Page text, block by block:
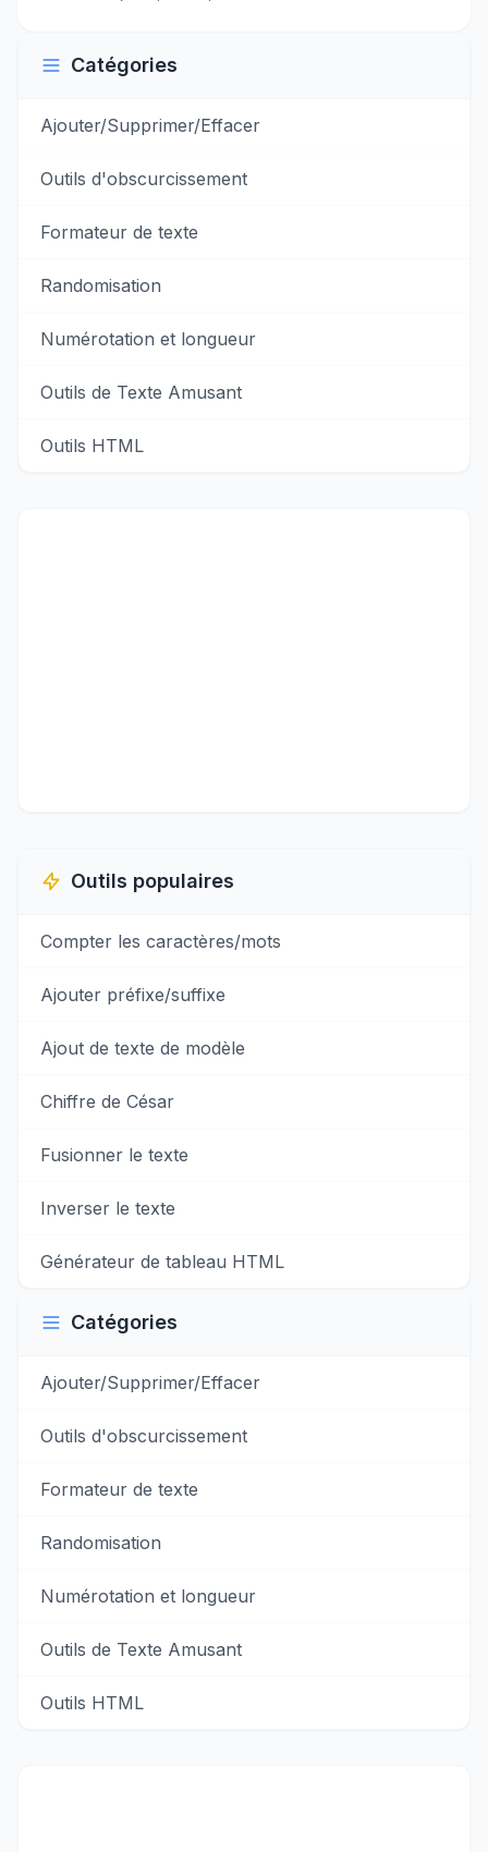
Catégories
Ajouter/Supprimer/Effacer
Outils d'obscurcissement
Formateur de texte
Randomisation
Numérotation et longueur
Outils de Texte Amusant
Outils HTML
Outils populaires
Compter les caractères/mots
Ajouter préfixe/suffixe
Ajout de texte de modèle
Chiffre de César
Fusionner le texte
Inverser le texte
Générateur de tableau HTML
Catégories
Ajouter/Supprimer/Effacer
Outils d'obscurcissement
Formateur de texte
Randomisation
Numérotation et longueur
Outils de Texte Amusant
Outils HTML